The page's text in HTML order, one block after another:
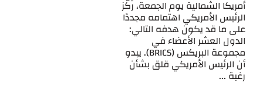
أمريكا الشمالية يوم الجمعة، ركّز
الرئيس الأمريكي اهتمامه مجددًا
على ما قد يكون هدفه التالي:
الدول العشر الأعضاء في
مجموعة البريكس (BRICS). يبدو
أن الرئيس الأمريكي قلق بشأن
رغبة ...